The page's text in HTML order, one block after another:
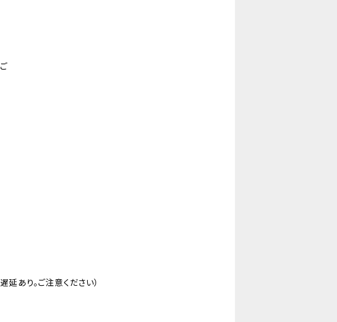
あり。ご注意ください）